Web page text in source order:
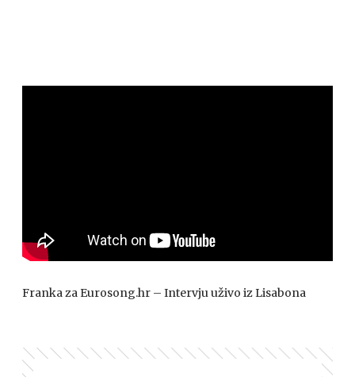
Franka za Eurosong.hr – Intervju uživo iz Lisabona